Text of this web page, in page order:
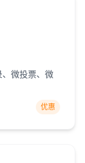
微投票、微
优惠